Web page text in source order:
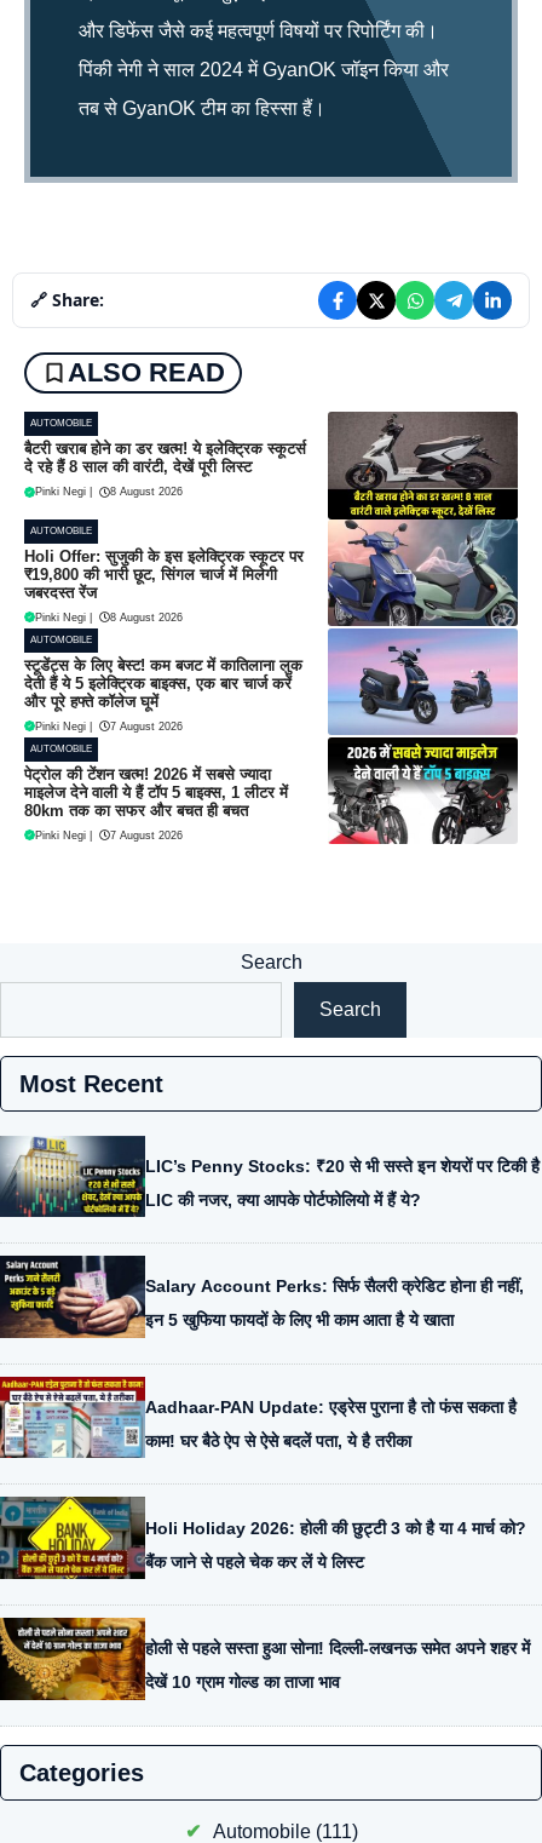
और डिफेंस जैसे कई महत्वपूर्ण विषयों पर रिपोर्टिंग की।
पिंकी नेगी ने साल 2024 में GyanOK जॉइन किया और
तब से GyanOK टीम का हिस्सा हैं।
🔗 Share:
ALSO READ
AUTOMOBILE
बैटरी खराब होने का डर खत्म! ये इलेक्ट्रिक स्कूटर्स
दे रहे हैं 8 साल की वारंटी, देखें पूरी लिस्ट
Pinki Negi 8 August 2026
AUTOMOBILE
Holi Offer: सुजुकी के इस इलेक्ट्रिक स्कूटर पर
₹19,800 की भारी छूट, सिंगल चार्ज में मिलेगी
जबरदस्त रेंज
Pinki Negi 8 August 2026
AUTOMOBILE
स्टूडेंट्स के लिए बेस्ट! कम बजट में कातिलाना लुक
देती हैं ये 5 इलेक्ट्रिक बाइक्स, एक बार चार्ज करें
और पूरे हफ्ते कॉलेज घूमें
Pinki Negi 7 August 2026
AUTOMOBILE
पेट्रोल की टेंशन खत्म! 2026 में सबसे ज्यादा
माइलेज देने वाली ये हैं टॉप 5 बाइक्स, 1 लीटर में
80km तक का सफर और बचत ही बचत
Pinki Negi 7 August 2026
Search
Search
Most Recent
LIC’s Penny Stocks: ₹20 से भी सस्ते इन शेयरों पर टिकी है
LIC की नजर, क्या आपके पोर्टफोलियो में हैं ये?
Salary Account Perks: सिर्फ सैलरी क्रेडिट होना ही नहीं,
इन 5 खुफिया फायदों के लिए भी काम आता है ये खाता
Aadhaar-PAN Update: एड्रेस पुराना है तो फंस सकता है
काम! घर बैठे ऐप से ऐसे बदलें पता, ये है तरीका
Holi Holiday 2026: होली की छुट्टी 3 को है या 4 मार्च को?
बैंक जाने से पहले चेक कर लें ये लिस्ट
होली से पहले सस्ता हुआ सोना! दिल्ली-लखनऊ समेत अपने शहर में
देखें 10 ग्राम गोल्ड का ताजा भाव
Categories
Automobile (111)